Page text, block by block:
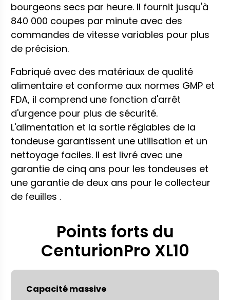
bourgeons secs par heure. Il fournit jusqu'à
840 000 coupes par minute avec des
commandes de vitesse variables pour plus
de précision.
Fabriqué avec des matériaux de qualité
alimentaire et conforme aux normes GMP et
FDA, il comprend une fonction d'arrêt
d'urgence pour plus de sécurité.
L'alimentation et la sortie réglables de la
tondeuse garantissent une utilisation et un
nettoyage faciles. Il est livré avec une
garantie de cinq ans pour les tondeuses et
une garantie de deux ans pour le collecteur
de feuilles.
Points forts du
CenturionPro XL10
Capacité massive